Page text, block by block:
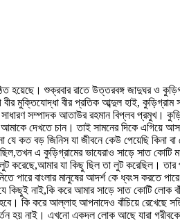
হয়েছে। শুক্রবার রাতে উত্তরবঙ্গ জাদুঘর ও
মুক্তিযোদ্ধা বীর প্রতিক আব্দুল হাই, কুড়িগ্রাম
সম্পাদক আতাউর রহমান বিপ্লব প্রমুখ।
দেখতে চান। তাই সামনের দিকে এগিয়ে
বড় জিনিস যা জীবনে কেউ পেয়েছি কিনা বা
এ কুড়িগ্রামের ভাযেরাও সাড়ে সাত কোটি
লুট করেছে,আমার যা কিছু ছিল তা লুট করেছিল।
পারে বাংলার মানুষের আদর্শ কে ধ্বংস করতে
কিছুই নাই,কি করে আমার সাড়ে সাত কোটি লোক
কি করে আল্লাহ আপনাদেও বাঁচিয়ে রেখেছে
হয় নাই। এখনো একদল লোক আছে যারা